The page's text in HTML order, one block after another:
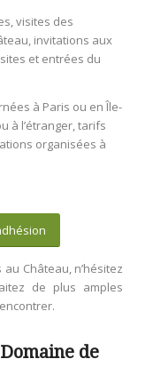
visites des
invitations aux
et entrées du
à Paris ou en Île-
à l’étranger, tarifs
organisées à
Château, n’hésitez
de plus amples
de